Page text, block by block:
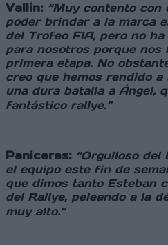
Vallín: “Muy contento con
poder brindar a la marca
del Trofeo FIA, pero no
para nosotros porque
primera etapa. No
creo que hemos rendido
una dura batalla a Ángel,
fantástico rallye.”
Paniceres: “Orgulloso del
el equipo este fin de
que dimos tanto Esteban
del Rallye, peleando a la
muy alto.”